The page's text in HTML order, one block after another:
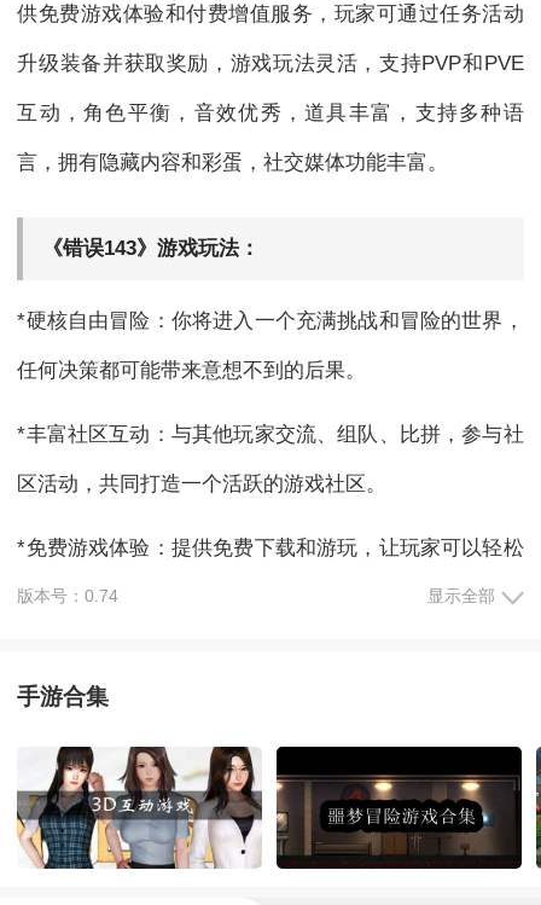
供免费游戏体验和付费增值服务，玩家可通过任务活动
升级装备并获取奖励，游戏玩法灵活，支持PVP和PVE
互动，角色平衡，音效优秀，道具丰富，支持多种语
言，拥有隐藏内容和彩蛋，社交媒体功能丰富。
《错误143》游戏玩法：
*硬核自由冒险：你将进入一个充满挑战和冒险的世界，
任何决策都可能带来意想不到的后果。
*丰富社区互动：与其他玩家交流、组队、比拼，参与社
区活动，共同打造一个活跃的游戏社区。
*免费游戏体验：提供免费下载和游玩，让玩家可以轻松
体验到游戏的核心乐趣。
更多好处和特权，享受更加优质的游戏体验。
《错误143》游戏体验：
1、任务活动奖励：完成游戏中的任务和活动，可以获得
版本号：0.74 显示全部
手游合集